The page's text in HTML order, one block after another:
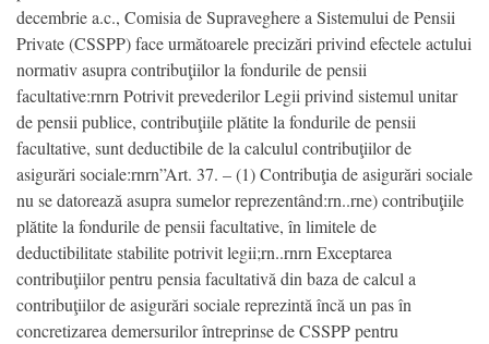
decembrie a.c., Comisia de Supraveghere a Sistemului de Pensii
Private (CSSPP) face următoarele precizări privind efectele actului
normativ asupra contribuţiilor la fondurile de pensii
facultative:rnrn Potrivit prevederilor Legii privind sistemul unitar
de pensii publice, contribuţiile plătite la fondurile de pensii
facultative, sunt deductibile de la calculul contribuţiilor de
asigurări sociale:rnrn”Art. 37. – (1) Contribuţia de asigurări sociale
nu se datorează asupra sumelor reprezentând:rn..rne) contribuţiile
plătite la fondurile de pensii facultative, în limitele de
deductibilitate stabilite potrivit legii;rn..rnrn Exceptarea
contribuţiilor pentru pensia facultativă din baza de calcul a
contribuţiilor de asigurări sociale reprezintă încă un pas în
concretizarea demersurilor întreprinse de CSSPP pentru